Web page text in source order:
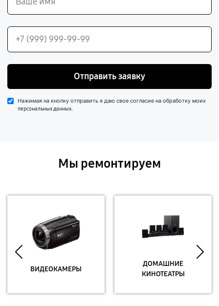
Отправить заявку
Нажимая на кнопку отправить я даю свое согласие на обработку моих
персональных данных.
Мы ремонтируем
ВИДЕОКАМЕРЫ
ДОМАШНИЕ
КИНОТЕАТРЫ